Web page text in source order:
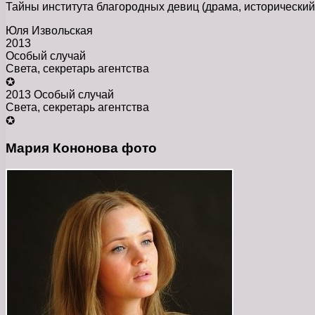
Тайны института благородных девиц (драма,
Юля Извольская
2013
Особый случай
Света, секретарь агентства
✪
2013 Особый случай
Света, секретарь агентства
✪
Мария Кононова фото